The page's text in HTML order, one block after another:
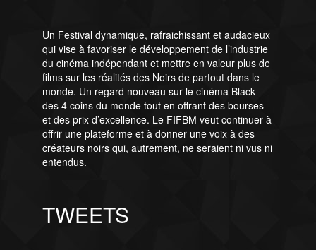
Un Festival dynamique, rafraichissant et audacieux
qui vise à favoriser le développement de l’industrie
du cinéma indépendant et mettre en valeur plus de
films sur les réalités des Noirs de partout dans le
monde. Un regard nouveau sur le cinéma Black
des 4 coins du monde tout en offrant des bourses
et des prix d’excellence. Le FIFBM veut continuer à
offrir une plateforme et à donner une voix à des
créateurs noirs qui, autrement, ne seraient ni vus ni
entendus.
TWEETS